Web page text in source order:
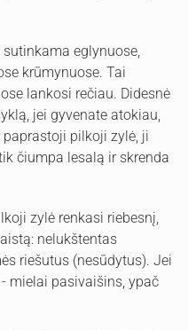
eglynuose,
krūmynuose. Tai
lankosi rečiau. Didesnė
jei gyvenate atokiau,
pilkoji zylė, ji
čiumpa lesalą ir skrenda
zylė renkasi riebesnį,
nelukštentas
riešutus (nesūdytus). Jei
mielai pasivaišins, ypač